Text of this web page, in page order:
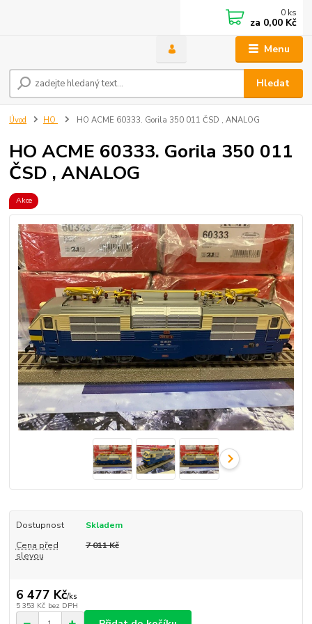
Menu
Hledat
0 ks
za 0,00 Kč
Úvod HO HO ACME 60333. Gorila 350 011 ČSD , ANALOG
HO ACME 60333. Gorila 350 011
ČSD , ANALOG
Akce
Dostupnost
Skladem
Cena před
slevou
7 011 Kč
6 477 Kč/ks
5 353 Kč bez DPH